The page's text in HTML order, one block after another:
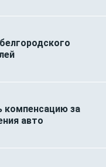
компенсацию за
авто